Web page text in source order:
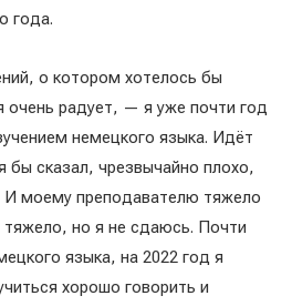
года.
о котором хотелось бы
очень радует, — я уже почти год
немецкого языка. Идёт
бы сказал, чрезвычайно плохо,
И моему преподавателю тяжело
но я не сдаюсь. Почти
языка, на 2022 год я
хорошо говорить и